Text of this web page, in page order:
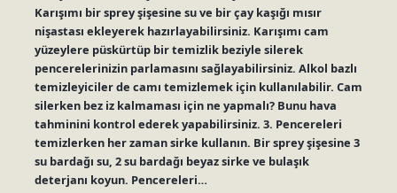
Karışımı bir sprey şişesine su ve bir çay kaşığı mısır
nişastası ekleyerek hazırlayabilirsiniz. Karışımı cam
yüzeylere püskürtüp bir temizlik beziyle silerek
pencerelerinizin parlamasını sağlayabilirsiniz. Alkol bazlı
temizleyiciler de camı temizlemek için kullanılabilir. Cam
silerken bez iz kalmaması için ne yapmalı? Bunu hava
tahminini kontrol ederek yapabilirsiniz. 3. Pencereleri
temizlerken her zaman sirke kullanın. Bir sprey şişesine 3
su bardağı su, 2 su bardağı beyaz sirke ve bulaşık
deterjanı koyun. Pencereleri…